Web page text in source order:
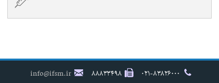
۸۸۸۳۳۴۹۸ info@ifsm.ir